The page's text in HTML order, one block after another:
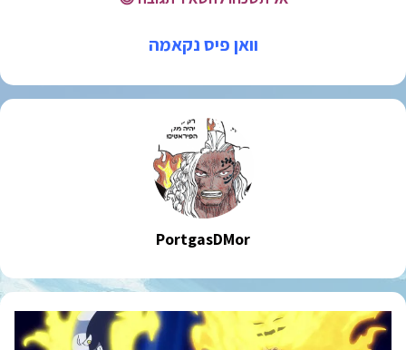
וואן פיס נקאמה
PortgasDMor
פרק
864